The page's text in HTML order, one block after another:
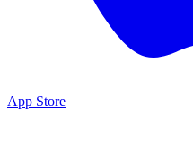
App Store